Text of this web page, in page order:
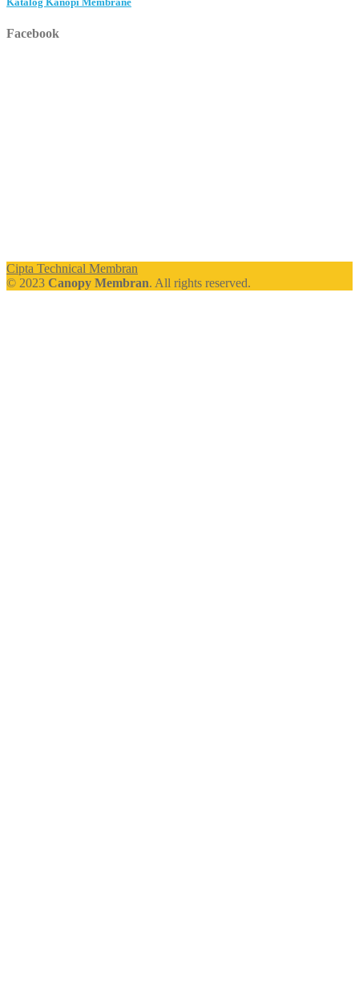
Facebook
Cipta Technical Membran
© 2023 Canopy Membran. All rights reserved.